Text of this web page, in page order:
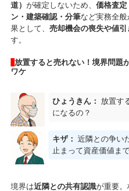
道） が確定しないため、価格査
ン・建築確認・分筆など実務全
果として、売却機会の喪失や値引
す。
放置すると売れない！境界問題
ワケ
ひょうきん：
放置す
になるの？
キザ： 近隣との争い
止まって資産価値ま
境界は近隣との共有認識が重要